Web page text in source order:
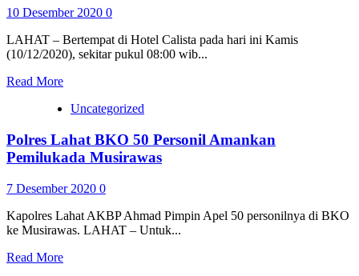
10 Desember 2020 0
LAHAT – Bertempat di Hotel Calista pada hari ini Kamis
(10/12/2020), sekitar pukul 08:00 wib...
Read More
Uncategorized
Polres Lahat BKO 50 Personil Amankan
Pemilukada Musirawas
7 Desember 2020 0
Kapolres Lahat AKBP Ahmad Pimpin Apel 50 personilnya di BKO
ke Musirawas. LAHAT – Untuk...
Read More